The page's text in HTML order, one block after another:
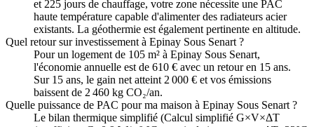
et 225 jours de chauffage, votre zone nécessite une PAC
haute température capable d'alimenter des radiateurs acier
existants. La géothermie est également pertinente en altitude.
Quel retour sur investissement à Epinay Sous Senart ?
Pour un logement de 105 m² à Epinay Sous Senart,
l'économie annuelle est de 610 € avec un retour en 15 ans.
Sur 15 ans, le gain net atteint 2 000 € et vos émissions
baissent de 2 460 kg CO₂/an.
Quelle puissance de PAC pour ma maison à Epinay Sous Senart ?
Le bilan thermique simplifié (Calcul simplifié G×V×ΔT